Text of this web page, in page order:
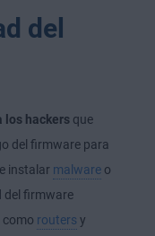
del
los hackers que
del firmware para
instalar malware o
del firmware
como routers y